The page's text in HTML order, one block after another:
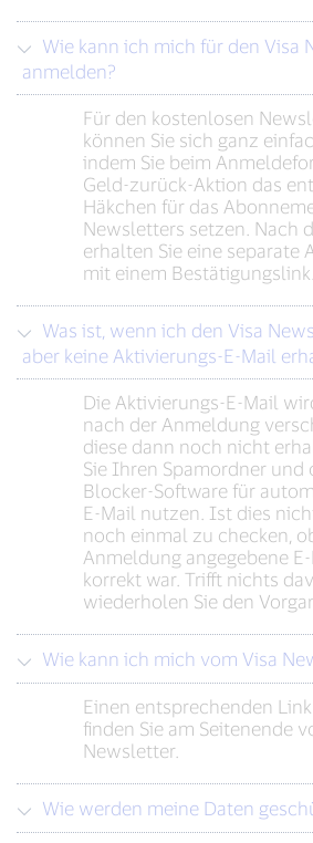
anmelden?
Für den kostenlosen
können Sie sich ganz
indem Sie beim
Geld-zurück-Aktion das
Häkchen für das
Newsletters setzen. Nach
erhalten Sie eine separate
mit einem Bestätigungslink.
aber keine Aktivierungs-E-Mail
Die Aktivierungs-E-Mail
nach der Anmeldung
diese dann noch nicht
Sie Ihren Spamordner und
Blocker-Software für
E-Mail nutzen. Ist dies
noch einmal zu checken,
Anmeldung angegebene
korrekt war. Trifft nichts
wiederholen Sie den
Wie kann ich mich vom Visa
Einen entsprechenden
finden Sie am Seitenende
Newsletter.
Wie werden meine Daten